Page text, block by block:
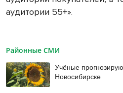
аудитории 55+».
Районные СМИ
Учёные
Новосибирске